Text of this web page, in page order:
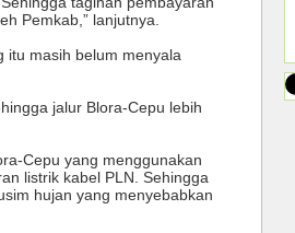
Pemkab,” lanjutnya.
itu masih belum menyala
jalur Blora-Cepu lebih
Cepu yang menggunakan
listrik kabel PLN. Sehingga
hujan yang menyebabkan